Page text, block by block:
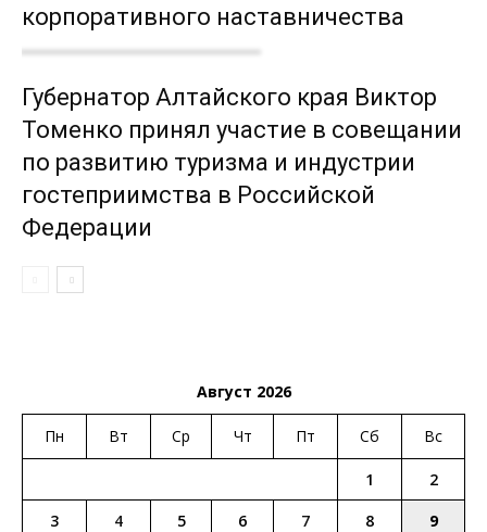
корпоративного наставничества
Губернатор Алтайского края Виктор
Томенко принял участие в совещании
по развитию туризма и индустрии
гостеприимства в Российской
Федерации
Август 2026
Пн Вт Ср Чт Пт Сб Вс
1
2
3
4 5 6 7 8
9